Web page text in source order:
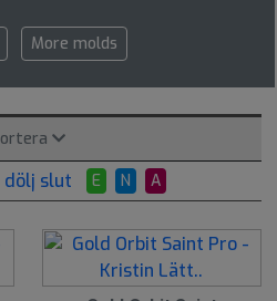
More molds
dölj slut E N A